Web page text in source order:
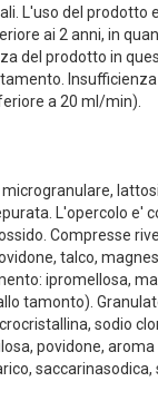
L'uso del prodotto
ai 2 anni, in
del prodotto in
a 20 ml/min).
L'opercolo e'
Compresse
talco,
ipromellosa,
tamonto).
sodio
povidone, aroma
saccarinasodica,